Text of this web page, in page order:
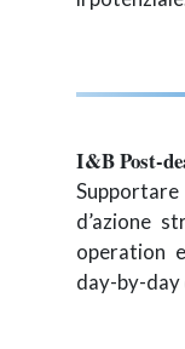
I&B Post-
d’azione
operation
day-by-day